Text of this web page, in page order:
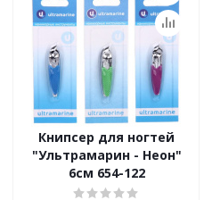
Книпсер для ногтей
"Ультрамарин - Неон"
6см 654-122